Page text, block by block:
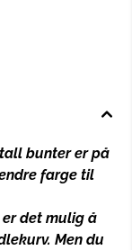
bunter er på
farge til
det mulig å
Men du